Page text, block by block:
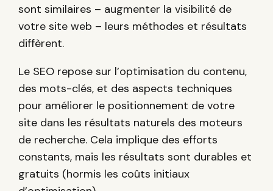
sont similaires – augmenter la visibilité de
votre site web – leurs méthodes et résultats
diffèrent.
Le SEO repose sur l’optimisation du contenu,
des mots-clés, et des aspects techniques
pour améliorer le positionnement de votre
site dans les résultats naturels des moteurs
de recherche. Cela implique des efforts
constants, mais les résultats sont durables et
gratuits (hormis les coûts initiaux